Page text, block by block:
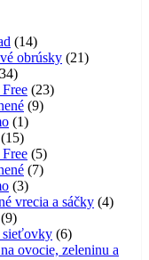
1414
produktov
obrúsky 2121
3434
produktov
2323
99
11
produkt
1515
produktov
55
produktov
77
33
produkty
vrecia a sáčky 44
99
produktov
sieťovky 66
produktov
ovocie, zeleninu a